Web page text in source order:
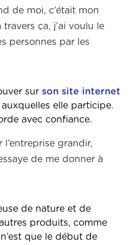
de moi, c’était mon
ça, j’ai voulu le
personnes par les
surson site internet
elle participe.
avec confiance.
l’entreprise grandir,
de me donner à
de nature et de
produits, comme
que le début de